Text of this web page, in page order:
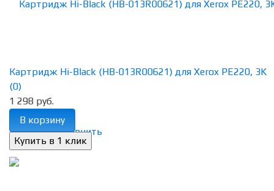
избранное сравнить
Картридж Hi-Black (HB-013R00621) для Xerox PE220, 3K
(0)
1 298 руб.
В корзину